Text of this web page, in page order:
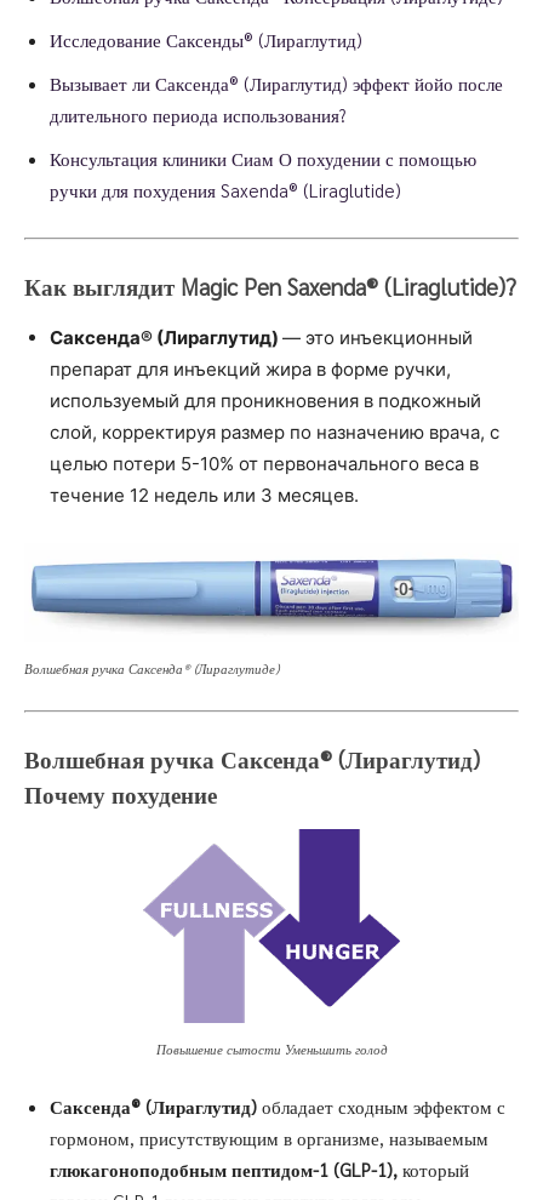
Исследование Саксенды® (Лираглутид)
Вызывает ли Саксенда® (Лираглутид) эффект йойо после
длительного периода использования?
Консультация клиники Сиам О похудении с помощью
ручки для похудения Saxenda® (Liraglutide)
Как выглядит Magic Pen Saxenda® (Liraglutide)?
Саксенда® (Лираглутид) — это инъекционный
препарат для инъекций жира в форме ручки,
используемый для проникновения в подкожный
слой, корректируя размер по назначению врача, с
целью потери 5-10% от первоначального веса в
течение 12 недель или 3 месяцев.
Волшебная ручка Саксенда® (Лираглутиде)
Волшебная ручка Саксенда® (Лираглутид)
Почему похудение
Повышение сытости Уменьшить голод
Саксенда® (Лираглутид) обладает сходным эффектом с
гормоном, присутствующим в организме, называемым
глюкагоноподобным пептидом-1 (GLP-1), который